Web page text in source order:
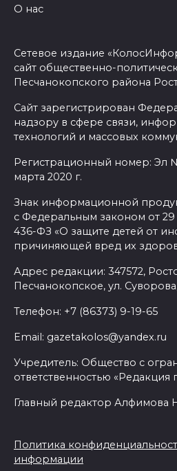
О нас
Сетевое издание
сайт общественно-
Песчанокопского района
Сайт зарегистрирован
надзору в сфере связи,
технологий и массовых
Регистрационный номер: Эл
марта 2020 г.
Знак информационной
с Федеральным законом от 29
436-ФЗ «О защите детей от
причиняющей вред их
Адрес редакции: 347572,
Песчанокопское, ул.
Телефон: +7 (86373) 9-19-65
Email: gazetakolos@yandex.ru
Учредитель: Общество с
ответственностью «Редакция
Главный редактор Алфимова
Политика
информации